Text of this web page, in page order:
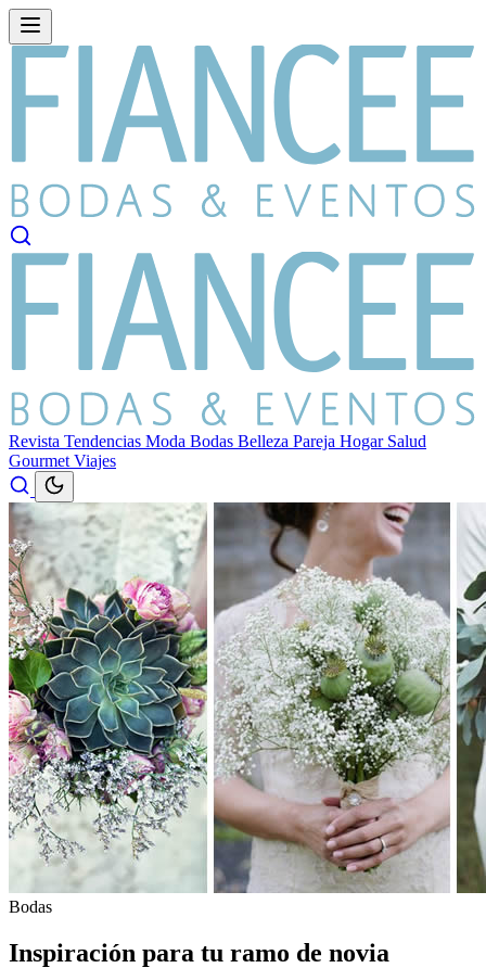
Revista Tendencias Moda Bodas Belleza Pareja Hogar Salud
Gourmet Viajes
Bodas
Inspiración para tu ramo de novia